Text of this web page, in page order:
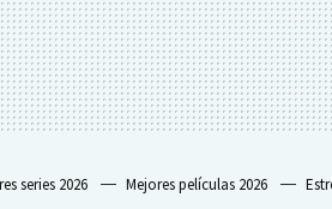
series 2026 Mejores películas 2026